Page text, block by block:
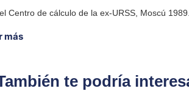
Centro de cálculo de la ex-URSS, Moscú
más
te podría